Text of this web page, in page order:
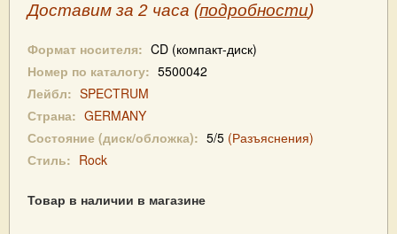
Доставим за 2 часа (подробности)
Формат носителя: CD (компакт-диск)
Номер по каталогу: 5500042
Лейбл: SPECTRUM
Страна: GERMANY
Состояние (диск/обложка): 5/5 (Разъяснения)
Стиль: Rock
Товар в наличии в магазине